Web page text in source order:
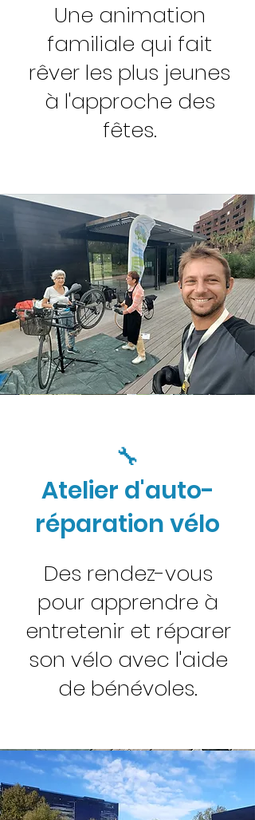
Une animation
familiale qui fait
rêver les plus jeunes
à l'approche des
fêtes.
🔧
Atelier d'auto-
réparation vélo
Des rendez-vous
pour apprendre à
entretenir et réparer
son vélo avec l'aide
de bénévoles.